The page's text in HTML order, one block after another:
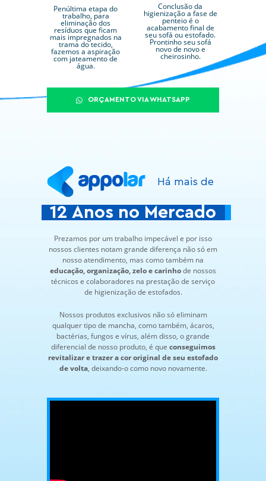
Penúltima etapa do
trabalho, para
eliminação dos
resíduos que ficam
mais impregnados na
trama do tecido,
fazemos a aspiração
com jateamento de
água.
Conclusão da
higienização a fase de
penteio é o
acabamento final de
seu sofá ou estofado.
Prontinho seu sofá
novo de novo e
cheirosinho.
ORÇAMENTO VIA WHATSAPP
Há mais de
12 Anos no Mercado
Prezamos por um trabalho impecável e por isso
nossos clientes notam grande diferença não só em
nosso atendimento, mas como também na
educação, organização, zelo e carinhode nossos
técnicos e colaboradores na prestação de serviço
de higienização de estofados.
Nossos produtos exclusivos não só eliminam
qualquer tipo de mancha, como também, ácaros,
bactérias, fungos e vírus, além disso, o grande
diferencial de nosso produto, é que conseguimos
revitalizar e trazer a cor original de seu estofado
de volta, deixando-o como novo novamente.